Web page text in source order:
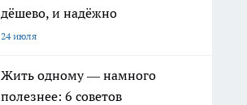
дёшево, и надёжно
24 июля
Жить одному — намного
полезнее: 6 советов